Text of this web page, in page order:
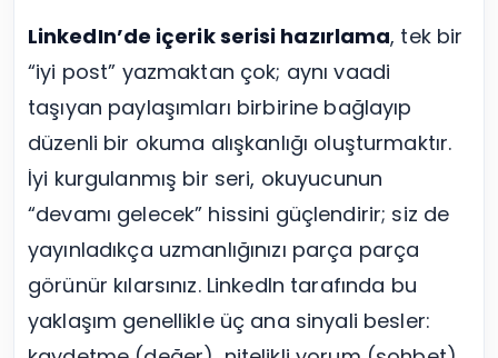
Facebook Beğeni Satın Al
Facebook Takipçi Satın Al
Facebook Yorum Satın Al
Facebook Video İzlenme Satın Al
Tümünü Gör
LinkedIn’de içerik serisi hazırlama, tek bir
“iyi post” yazmaktan çok; aynı vaadi
taşıyan paylaşımları birbirine bağlayıp
düzenli bir okuma alışkanlığı oluşturmaktır.
İyi kurgulanmış bir seri, okuyucunun
“devamı gelecek” hissini güçlendirir; siz de
yayınladıkça uzmanlığınızı parça parça
görünür kılarsınız. LinkedIn tarafında bu
yaklaşım genellikle üç ana sinyali besler: